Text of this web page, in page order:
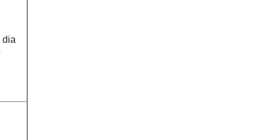
dia